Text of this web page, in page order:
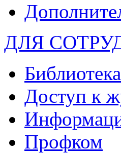
ДЛЯ
Доступ к
Профком